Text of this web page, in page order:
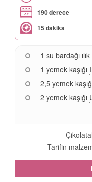
190 derece
15 dakika
1 su bardağı ılık
1 yemek kaşığı
2,5 yemek
2 yemek kaşığı
Tarifin